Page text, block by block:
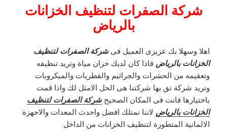
شركة الصفرات لتنظيف الخزانات
بالرياض
اهلا وسهلا بك عزيزى العميل فىشركة الصفرات لتنظيف
الخزانات بالرياض فاذا كان لديك خزان مياة وتريد تنظيفه
وتعقيمه من الحشرات والجراثيم والفطريات والميكروبات
وتريد شركة تق بها شركتنا هى الحل الامثل لك واذا قمت
باختيارها فانت فى المكان الصحيحشركة الصفرات لتنظيف
الخزانات بالرياض لاننا نمتلك افضل واحدث المعدات والاجهزة
الالمانية المتطورة لتنظيف الخزانات من الداخل